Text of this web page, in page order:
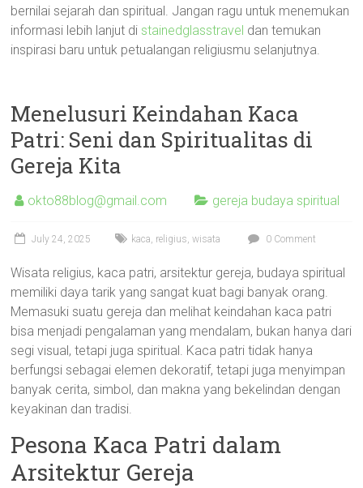
bernilai sejarah dan spiritual. Jangan ragu untuk menemukan
informasi lebih lanjut di stainedglasstravel dan temukan
inspirasi baru untuk petualangan religiusmu selanjutnya.
Menelusuri Keindahan Kaca
Patri: Seni dan Spiritualitas di
Gereja Kita
okto88blog@gmail.com gereja budaya spiritual
July 24, 2025 kaca, religius,wisata 0 Comment
Wisata religius, kaca patri, arsitektur gereja, budaya spiritual
memiliki daya tarik yang sangat kuat bagi banyak orang.
Memasuki suatu gereja dan melihat keindahan kaca patri
bisa menjadi pengalaman yang mendalam, bukan hanya dari
segi visual, tetapi juga spiritual. Kaca patri tidak hanya
berfungsi sebagai elemen dekoratif, tetapi juga menyimpan
banyak cerita, simbol, dan makna yang bekelindan dengan
keyakinan dan tradisi.
Pesona Kaca Patri dalam
Arsitektur Gereja